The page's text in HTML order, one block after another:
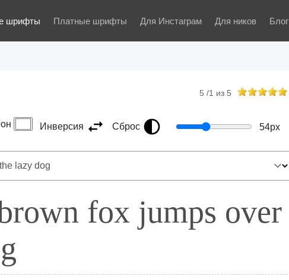
шрифты Платные шрифты Для Инстаграм Для ников Блог
5 /1 из 5
Инверсия Сброс 54px
fox jumps over